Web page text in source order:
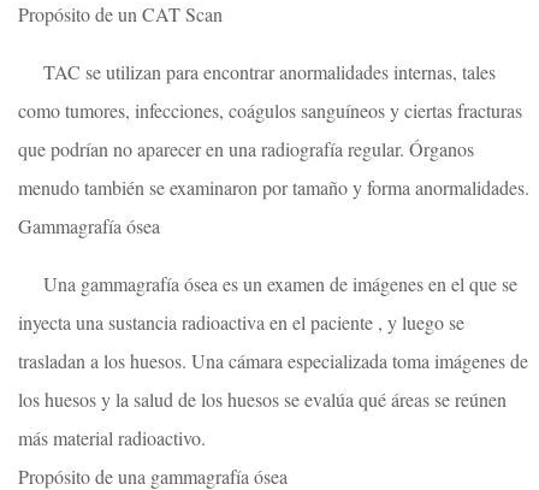
Propósito de un CAT Scan
TAC se utilizan para encontrar anormalidades internas, tales
como tumores, infecciones, coágulos sanguíneos y ciertas fracturas
que podrían no aparecer en una radiografía regular. Órganos
menudo también se examinaron por tamaño y forma anormalidades.
Gammagrafía ósea
Una gammagrafía ósea es un examen de imágenes en el que se
inyecta una sustancia radioactiva en el paciente , y luego se
trasladan a los huesos. Una cámara especializada toma imágenes de
los huesos y la salud de los huesos se evalúa qué áreas se reúnen
más material radioactivo.
Propósito de una gammagrafía ósea